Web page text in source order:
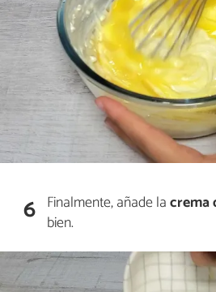
6 Finalmente, añade lacrema
bien.